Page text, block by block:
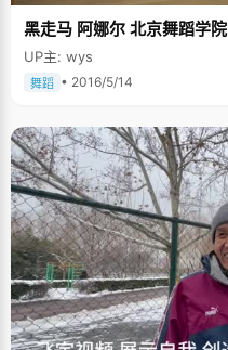
黑走马 阿娜尔 北京舞蹈学院
UP主: wys
舞蹈 • 2016/5/14